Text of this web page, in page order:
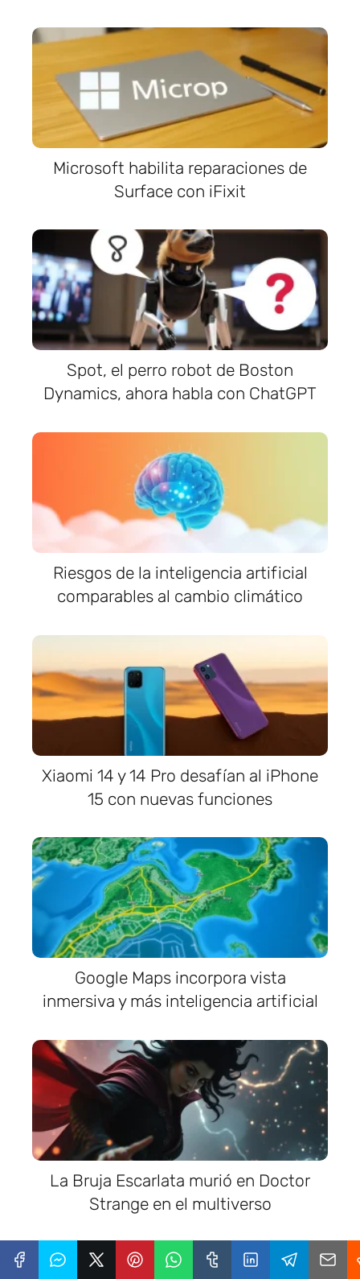
Microsoft habilita reparaciones de
Surface con iFixit
Spot, el perro robot de Boston
Dynamics, ahora habla con ChatGPT
Riesgos de la inteligencia artificial
comparables al cambio climático
Xiaomi 14 y 14 Pro desafían al iPhone
15 con nuevas funciones
Google Maps incorpora vista
inmersiva y más inteligencia artificial
La Bruja Escarlata murió en Doctor
Strange en el multiverso